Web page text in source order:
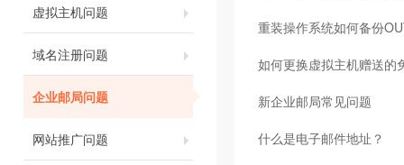
虚拟主机问题
域名注册问题
企业邮局问题
网站推广问题
重装操作系统如何备份
如何更换虚拟主机赠送的
新企业邮局常见问题
什么是电子邮件地址？